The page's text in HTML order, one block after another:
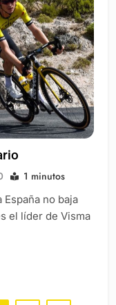
1 minutos
no baja
el líder de Visma